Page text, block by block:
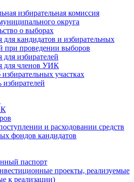
избирательная комиссия
округа
о выборах
кандидатов и избирательных
при проведении выборов
избирателей
для членов УИК
участках
избирателей
и расходовании средств
фондов кандидатов
паспорт
проекты, реализуемые
к реализации)